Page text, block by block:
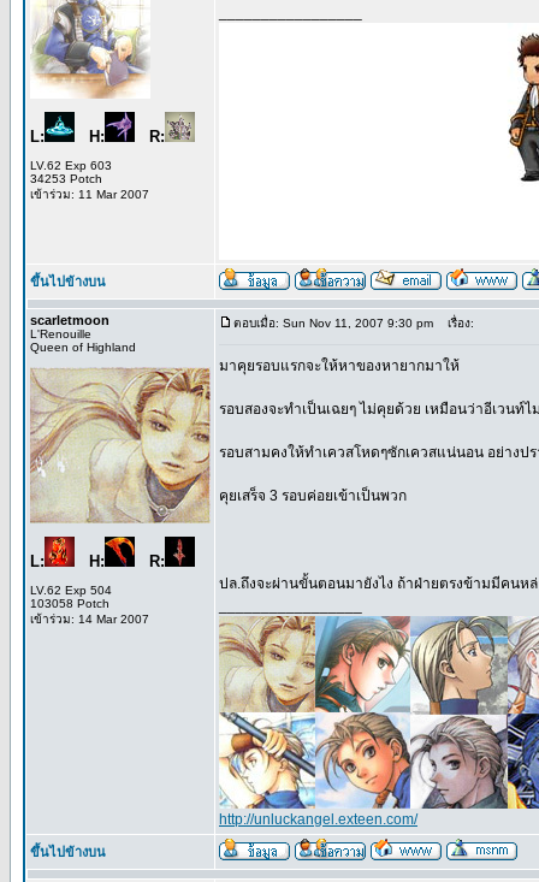
L: H: R:
LV.62 Exp 603
34253 Potch
เข้าร่วม: 11 Mar 2007
ขึ้นไปข้างบน
scarletmoon
L'Renouille
Queen of Highland
L: H: R:
LV.62 Exp 504
103058 Potch
เข้าร่วม: 14 Mar 2007
ตอบเมื่อ: Sun Nov 11, 2007 9:30 pm เรื่อง:
มาคุยรอบแรกจะให้หาของหายากมาให้
รอบสองจะทำเป็นเฉยๆ ไม่คุยด้วย เหมือนว่าอีเวนท์ไ
รอบสามคงให้ทำเควสโหดๆซักเควสแน่นอน อย่างป
คุยเสร็จ 3 รอบค่อยเข้าเป็นพวก
ปล.ถึงจะผ่านขั้นตอนมายังไง ถ้าฝ่ายตรงข้ามมีคน
http://unluckangel.exteen.com/
ขึ้นไปข้างบน